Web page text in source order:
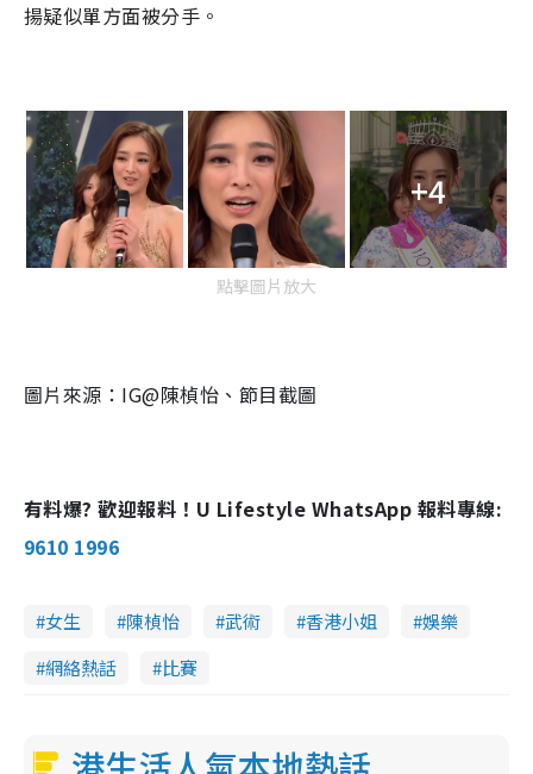
揚疑似單方面被分手。
+4
點擊圖片放大
圖片來源：IG@陳楨怡、節目截圖
有料爆? 歡迎報料！U Lifestyle WhatsApp 報料專線:
9610 1996
女生 陳楨怡 武術 香港小姐
娛樂
網絡熱話
比賽